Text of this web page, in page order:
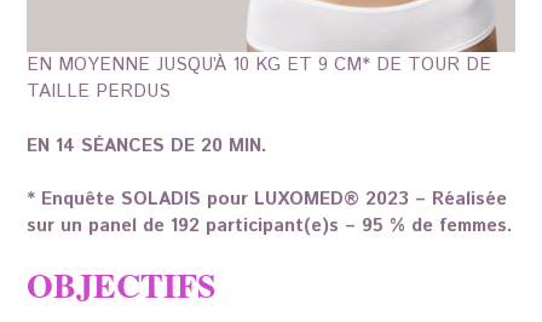
EN MOYENNE JUSQU’À 10 KG ET 9 CM* DE TOUR DE
TAILLE PERDUS
EN 14 SÉANCES DE 20 MIN.
* Enquête SOLADIS pour LUXOMED® 2023 – Réalisée
sur un panel de 192 participant(e)s – 95 % de femmes.
OBJECTIFS